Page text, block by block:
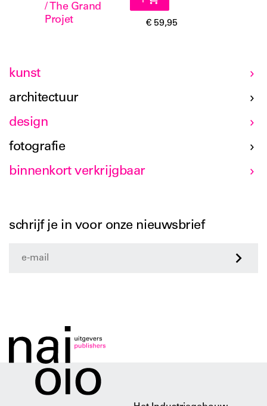
/ The Grand
Projet
€ 59,95
kunst
architectuur
design
fotografie
binnenkort verkrijgbaar
schrijf je in voor onze nieuwsbrief